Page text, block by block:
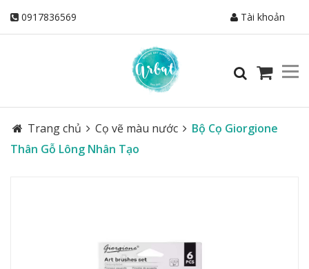
0917836569 Tài khoản
Trang chủ Cọ vẽ màu nước
Bộ Cọ Giorgione
Thân Gỗ Lông Nhân Tạo